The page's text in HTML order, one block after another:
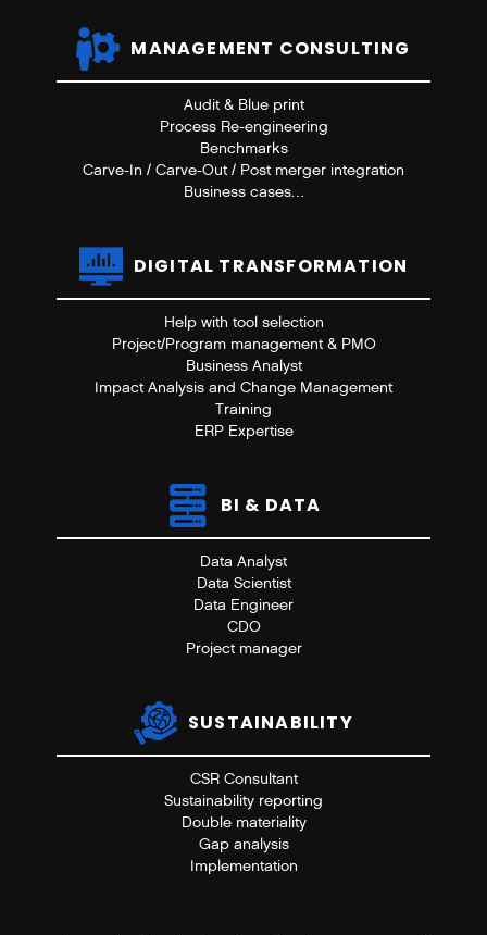
MANAGEMENT CONSULTING
Audit & Blue print
Process Re-engineering
Benchmarks
Carve-In / Carve-Out / Post merger integration
Business cases…
DIGITAL TRANSFORMATION
Help with tool selection
Project/Program management & PMO
Business Analyst
Impact Analysis and Change Management
Training
ERP Expertise
BI & DATA
Data Analyst
Data Scientist
Data Engineer
CDO
Project manager
SUSTAINABILITY
CSR Consultant
Sustainability reporting
Double materiality
Gap analysis
Implementation